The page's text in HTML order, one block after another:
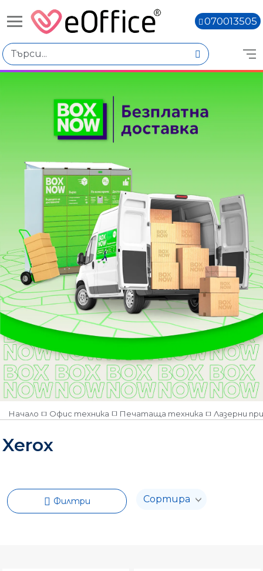
070013505
Избери по
Цена
€90.01 - €110.00
€150.04 - €170.03
Количество
Няма наличност
Начало Офис техника Печатаща техника Лазерни
Xerox
Филтри